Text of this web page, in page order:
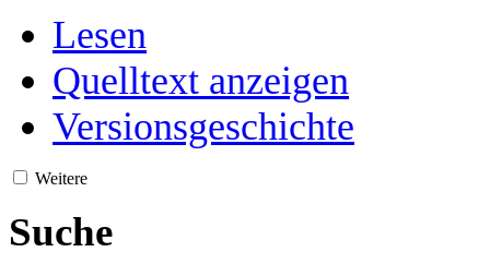
Lesen
Quelltext anzeigen
Versionsgeschichte
Weitere
Suche